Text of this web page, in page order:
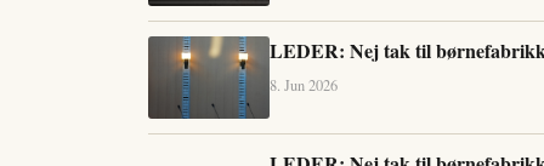
LEDER: Nej tak til
8. Jun 2026